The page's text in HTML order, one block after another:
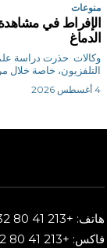
منوعات
الإفراط في
الدماغ
وكالات حذرت
التلفزيون، خاصة خلال
4 أغسطس 2026
هاتف: +213 41 80 32 62
فاكس: +213 41 80 32 63